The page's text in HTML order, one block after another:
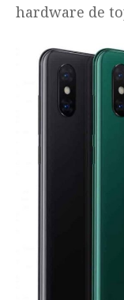
hardware de